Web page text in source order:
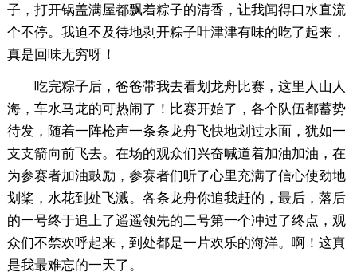
子，打开锅盖满屋都飘着粽子的清香，让我闻得口水直流
个不停。我迫不及待地剥开粽子叶津津有味的吃了起来，
真是回味无穷呀！
吃完粽子后，爸爸带我去看划龙舟比赛，这里人山人
海，车水马龙的可热闹了！比赛开始了，各个队伍都蓄势
待发，随着一阵枪声一条条龙舟飞快地划过水面，犹如一
支支箭向前飞去。在场的观众们兴奋喊道着加油加油，在
为参赛者加油鼓励，参赛者们听了心里充满了信心使劲地
划桨，水花到处飞溅。各条龙舟你追我赶的，最后，落后
的一号终于追上了遥遥领先的二号第一个冲过了终点，观
众们不禁欢呼起来，到处都是一片欢乐的海洋。啊！这真
是我最难忘的一天了。